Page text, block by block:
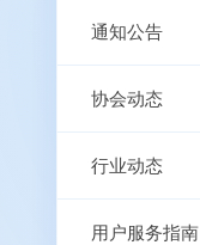
通知公告
协会动态
行业动态
用户服务指南